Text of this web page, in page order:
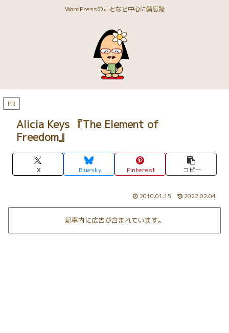
WordPressのことなど中心に備忘録
PR
Alicia Keys 『The Element of
Freedom』
X Bluesky Pinterest コピー
2010.01.15 2022.02.04
記事内に広告が含まれています。